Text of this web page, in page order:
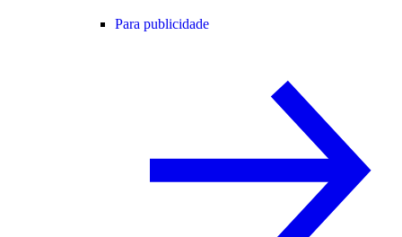
Para publicidade